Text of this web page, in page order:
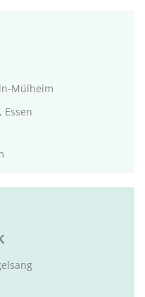
Mülheim
, Essen